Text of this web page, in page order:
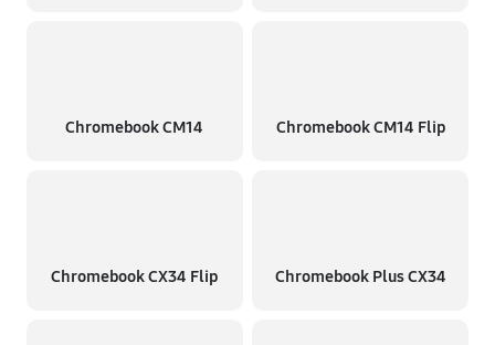
Chromebook CM14 Chromebook CM14 Flip
Chromebook CX34 Flip Chromebook Plus CX34